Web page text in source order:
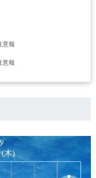
意報
意報